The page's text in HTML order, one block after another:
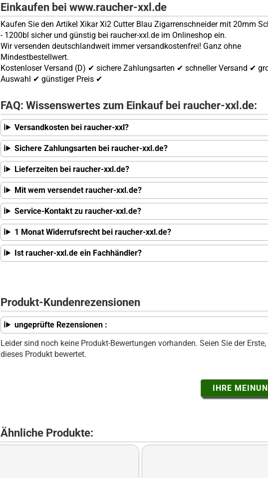
Einkaufen bei www.raucher-xxl.de
Kaufen Sie den Artikel Xikar Xi2 Cutter Blau Zigarrenschneider mit 20mm
- 1200bl sicher und günstig bei raucher-xxl.de im Onlineshop ein.
Wir versenden deutschlandweit immer versandkostenfrei! Ganz ohne
Mindestbestellwert.
Kostenloser Versand (D) ✔ sichere Zahlungsarten ✔ schneller Versand ✔
Auswahl ✔ günstiger Preis ✔
FAQ: Wissenswertes zum Einkauf bei raucher-xxl.de:
Versandkosten bei raucher-xxl?
Sichere Zahlungsarten bei raucher-xxl.de?
Lieferzeiten bei raucher-xxl.de?
Mit wem versendet raucher-xxl.de?
Service-Kontakt zu raucher-xxl.de?
1 Monat Widerrufsrecht bei raucher-xxl.de?
Ist raucher-xxl.de ein Fachhändler?
Produkt-Kundenrezensionen
ungeprüfte Rezensionen :
Leider sind noch keine Produkt-Bewertungen vorhanden. Seien Sie der Erste,
dieses Produkt bewertet.
IHRE
Ähnliche Produkte: